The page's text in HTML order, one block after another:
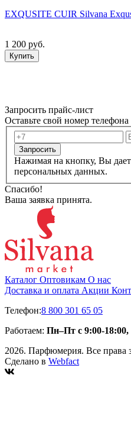
EXQUSITE CUIR Silvana
1 200 руб.
Купить
Запросить прайс-лист
Оставьте свой номер
Запросить
Нажимая на кнопку, Вы
персональных данных.
Спасибо!
Ваша заявка принята.
Каталог Оптовикам О нас
Доставка и оплата Акции
Телефон:8 800 301 65 05
Работаем: Пн–Пт с 9:00-18:00,
2026. Парфюмерия. Все права
Сделано в Webfact